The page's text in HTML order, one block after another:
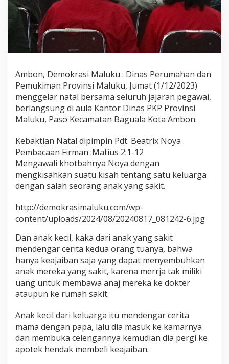
m
u
i
a
n
P
r
o
v
s
i
M
a
u
u
2
2
3
Ambon, Demokrasi Maluku : Dinas Perumahan dan
Pemukiman Provinsi Maluku, Jumat (1/12/2023)
menggelar natal bersama seluruh jajaran pegawai,
berlangsung di aula Kantor Dinas PKP Provinsi
Maluku, Paso Kecamatan Baguala Kota Ambon.
Kebaktian Natal dipimpin Pdt. Beatrix Noya .
Pembacaan Firman :Matius 2:1-12
Mengawali khotbahnya Noya dengan
mengkisahkan suatu kisah tentang satu keluarga
dengan salah seorang anak yang sakit.
http://demokrasimaluku.com/wp-
content/uploads/2024/08/20240817_081242-6.jpg
Dan anak kecil, kaka dari anak yang sakit
mendengar cerita kedua orang tuanya, bahwa
hanya keajaiban saja yang dapat menyembuhkan
anak mereka yang sakit, karena merrja tak miliki
uang untuk membawa anaj mereka ke dokter
ataupun ke rumah sakit.
Anak kecil dari keluarga itu mendengar cerita
mama dengan papa, lalu dia masuk ke kamarnya
dan membuka celengannya kemudian dia pergi ke
apotek hendak membeli keajaiban.